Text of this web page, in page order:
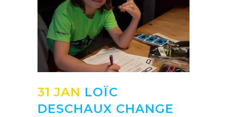
31 JAN LOÏC
DESCHAUX CHANGE